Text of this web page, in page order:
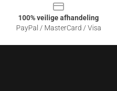
100% veilige afhandeling
PayPal / MasterCard / Visa